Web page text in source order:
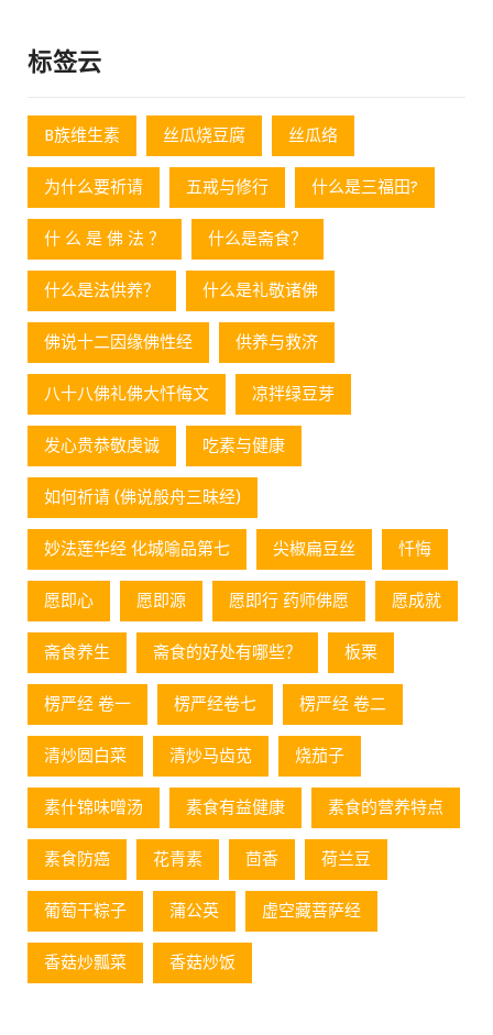
标签云
B族维生素 丝瓜烧豆腐 丝瓜络
为什么要祈请 五戒与修行 什么是三福田?
什 么 是 佛 法 ？ 什么是斋食？
什么是法供养？ 什么是礼敬诸佛
佛说十二因缘佛性经 供养与救济
八十八佛礼佛大忏悔文 凉拌绿豆芽
发心贵恭敬虔诚 吃素与健康
如何祈请 (佛说般舟三昧经)
妙法莲华经 化城喻品第七 尖椒扁豆丝 忏悔
愿即心 愿即源 愿即行 药师佛愿 愿成就
斋食养生 斋食的好处有哪些？ 板栗
楞严经 卷一 楞严经卷七 楞严经 卷二
清炒圆白菜 清炒马齿苋 烧茄子
素什锦味噌汤 素食有益健康 素食的营养特点
素食防癌 花青素 茴香 荷兰豆
葡萄⼲粽⼦ 蒲公英 虚空藏菩萨经
香菇炒瓢菜 香菇炒饭